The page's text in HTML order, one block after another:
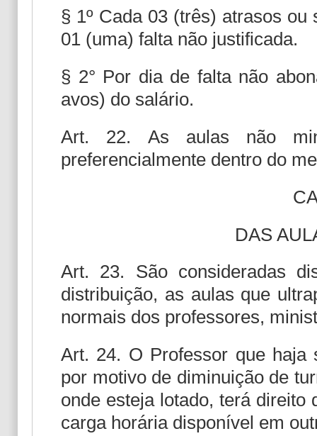
§ 1º Cada 03 (três) atrasos
01 (uma) falta não justificada.
§ 2° Por dia de falta não
avos) do salário.
Art. 22. As aulas não
preferencialmente dentro do
DAS
Art. 23. São consideradas
distribuição, as aulas que
normais dos professores,
Art. 24. O Professor que haja
por motivo de diminuição de
onde esteja lotado, terá direito
carga horária disponível em